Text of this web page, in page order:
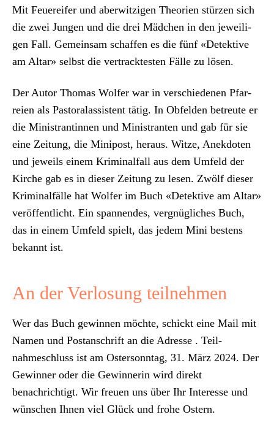
Mit Feuereifer und aber­witzi­gen The­o­rien stürzen sich
die zwei Jun­gen und die drei Mäd­chen in den jew­eili­
gen Fall. Gemein­sam schaf­fen es die fünf «Detek­tive
am Altar» selb­st die ver­track­testen Fälle zu lösen.
Der Autor Thomas Wolfer war in ver­schiede­nen Pfar­
reien als Pas­toralas­sis­tent tätig. In Obfelden betreute er
die Min­is­tran­tinnen und Min­is­tran­ten und gab für sie
eine Zeitung, die Mini­post, her­aus. Witze, Anek­doten
und jew­eils einem Krim­i­nal­fall aus dem Umfeld der
Kirche gab es in dieser Zeitung zu lesen. Zwölf dieser
Krim­i­nalfälle hat Wolfer im Buch «Detek­tive am Altar»
veröf­fentlicht. Ein span­nen­des, vergnüglich­es Buch,
das in einem Umfeld spielt, das jedem Mini bestens
bekan­nt ist.
An der Verlosung teilnehmen
Wer das Buch gewin­nen möchte, schickt eine Mail mit
Namen und Postan­schrift an die Adresse . Teil­
nahmeschluss ist am Oster­son­ntag, 31. März 2024. Der
Gewin­ner oder die Gewin­ner­in wird direkt
benachrichtigt. Wir freuen uns über Ihr Inter­esse und
wün­schen Ihnen viel Glück und fro­he Ostern.